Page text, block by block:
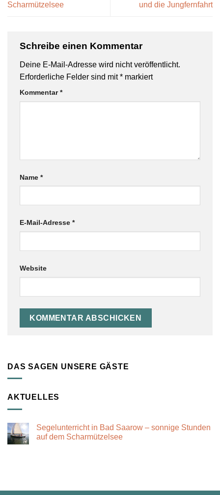
Scharmützelsee
und die Jungfernfahrt
Schreibe einen Kommentar
Deine E-Mail-Adresse wird nicht veröffentlicht.
Erforderliche Felder sind mit* markiert
Kommentar*
Name *
E-Mail-Adresse *
Website
DAS SAGEN UNSERE GÄSTE
AKTUELLES
Segelunterricht in Bad Saarow – sonnige Stunden
auf dem Scharmützelsee
–